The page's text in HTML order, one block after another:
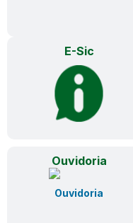
E-Sic
Ouvidoria